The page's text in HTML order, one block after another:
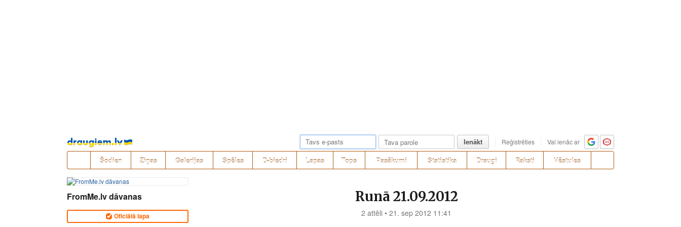
Pāriet
uz
saturu
Ienākt Reģistrēties Vai ienāc ar
Šodien Ziņas Galerijas Spēles D-biedri Lapas Tops Pasākumi Statistika Draugi Raksti Vēstules
FromMe.lv dāvanas
Oficiālā lapa
Runā 21.09.2012
2 attēli • 21. sep 2012 11:41